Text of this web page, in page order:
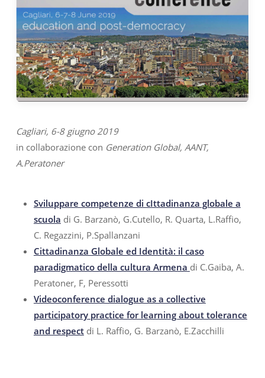
Cagliari, 6-8 giugno 2019
in collaborazione con Generation Global, AANT,
A.Peratoner
Sviluppare competenze di cIttadinanza globale a
scuola di G. Barzanò, G.Cutello, R. Quarta, L.Raffio,
C. Regazzini, P.Spallanzani
Cittadinanza Globale ed Identità: il caso
paradigmatico della cultura Armena di C.Gaiba, A.
Peratoner, F, Peressotti
Videoconference dialogue as a collective
participatory practice for learning about tolerance
and respectdi L. Raffio, G. Barzanò, E.Zacchilli